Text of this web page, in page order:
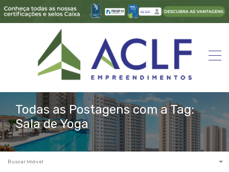
Todas as Postagens com a Tag:
Sala de Yoga
Buscar Imóvel